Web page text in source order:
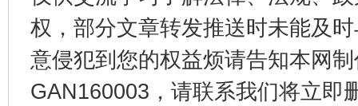
权，部分文章转发推送时未能及
意侵犯到您的权益烦请告知本网
GAN160003，请联系我们将立即